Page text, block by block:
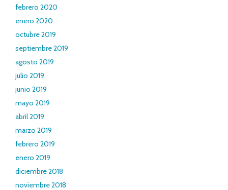
febrero 2020
enero 2020
octubre 2019
septiembre 2019
agosto 2019
julio 2019
junio 2019
mayo 2019
abril 2019
marzo 2019
febrero 2019
enero 2019
diciembre 2018
noviembre 2018